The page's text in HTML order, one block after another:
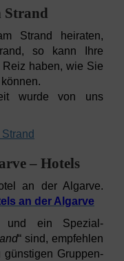
Strand
Strand heiraten,
so kann Ihre
Reiz haben, wie Sie
wurde von uns
– Hotels
an der Algarve.
an der Algarve
und ein Spezial-
“ sind, empfehlen
Gruppen-